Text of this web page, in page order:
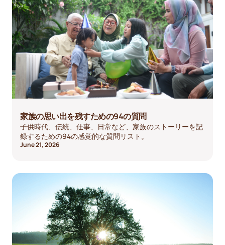
家族の思い出を残すための94の質問
子供時代、伝統、仕事、日常など、家族のストーリーを記
録するための94の感覚的な質問リスト。
June 21, 2026